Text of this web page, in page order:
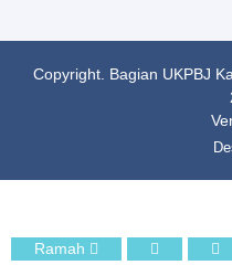
Ramah
Copyright. Bagian UKPBJ